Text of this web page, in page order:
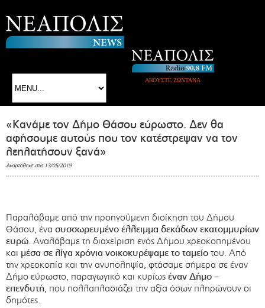
ΑΚΟΥΣΤΕ ΖΩΝΤΑΝΑ
«Κανάμε τον Δήμο Θάσου εύρωστο. Δεν θα
αφήσουμε αυτούς που τον κατέστρεψαν να τον
λεηλατήσουν ξανά»
Αναρτήθηκε στις 13/05/2019
Παραλάβαμε από την προηγούμενη διοίκηση του Δήμου
Θάσου, ένα συσσωρευμένο έλλειμμα δεκάδων εκατομμυρίων
ευρώ. Αναλάβαμε τη διαχείριση ενός Δήμου χρεοκοπημένου
και μέσα σε λίγα χρόνια νοικοκυρέψαμε το ταμείο του. Από
την χρεοκοπία και την ανυποληψία, φτάσαμε σήμερα σε έναν
Δήμο εύρωστο, παραγωγικό και κυρίως έναν Δήμο –
επενδυτή, που πολλαπλασιάζει την αξία όσων πληρώνουν οι
δημότες.